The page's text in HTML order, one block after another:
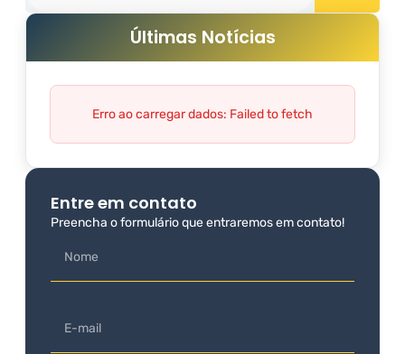
Últimas Notícias
Erro ao carregar dados: Failed to fetch
Entre em contato
Preencha o formulário que entraremos em contato!